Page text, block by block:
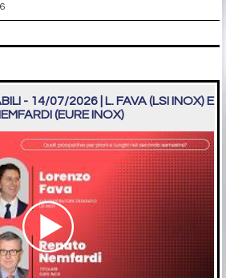
- 14/07/2026 | L. FAVA (LSI INOX) E
(EURE INOX)